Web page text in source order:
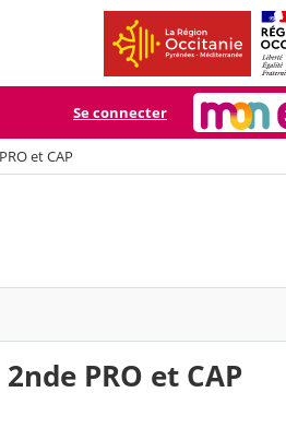
Se connecter
et CAP
2nde PRO et CAP